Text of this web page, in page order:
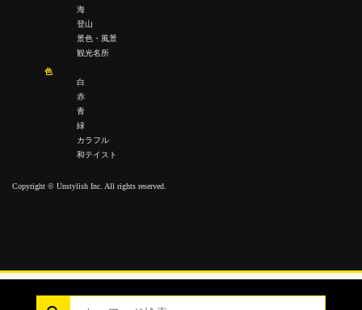
海
登山
景色・風景
観光名所
色
白
赤
青
緑
カラフル
和テイスト
Copyright © Unstylish Inc. All rights reserved.